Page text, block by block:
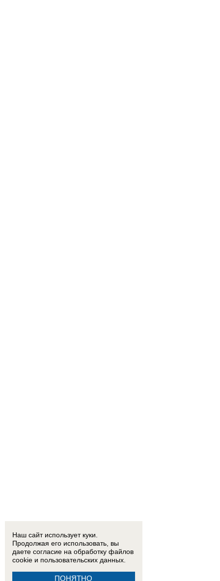
Наш сайт использует куки.
Продолжая его использовать, вы
даете согласие на обработку файлов
cookie и пользовательских данных.
ПОНЯТНО